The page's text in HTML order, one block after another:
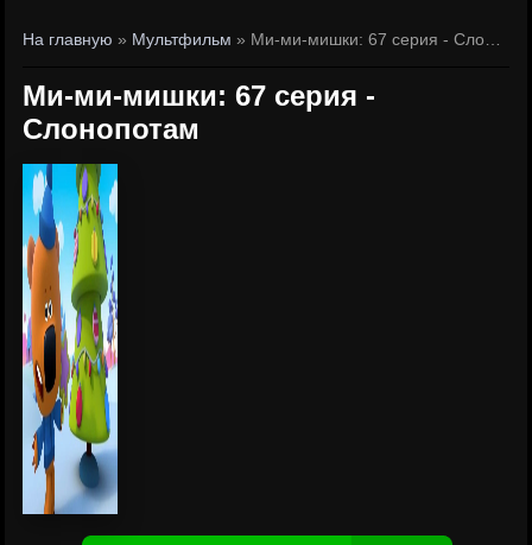
На главную » Мультфильм » Ми-ми-мишки: 67 серия - Слонопотам
Ми-ми-мишки: 67 серия -
Слонопотам